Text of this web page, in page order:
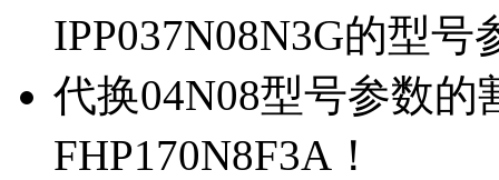
IPP037N08N3G的型号
代换04N08型号参数
FHP170N8F3A！